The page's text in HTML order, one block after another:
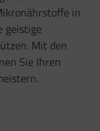
in
geistige
Mit den
Sie Ihren